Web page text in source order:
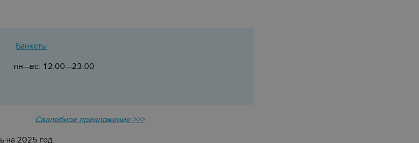
Банкеты
пн—вс: 12:00—23:00
Свадебное предложение >>>
на 2025 год.